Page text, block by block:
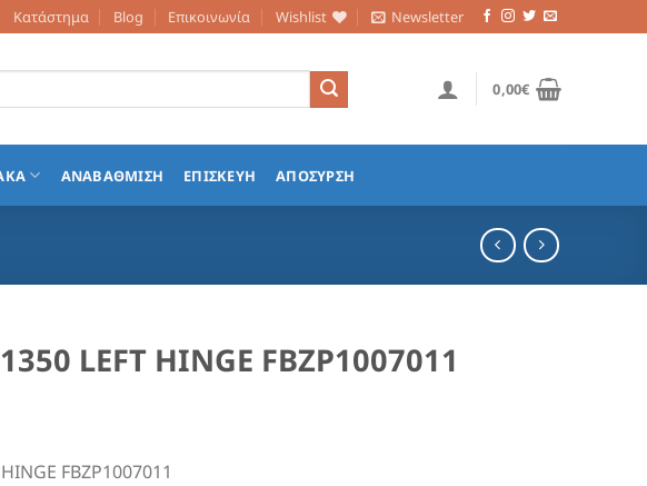
Κατάστημα Blog Επικοινωνία Wishlist Newsletter
0,00€
ΑΝΑΒΑΘΜΙΣΗ ΕΠΙΣΚΕΥΗ ΑΠΟΣΥΡΣΗ
LEFT HINGE FBZP1007011
FBZP1007011